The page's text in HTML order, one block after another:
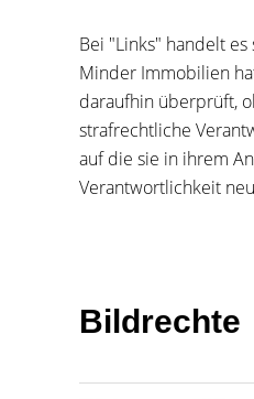
Bei "Links" handelt
Minder Immobilien
daraufhin überprüft,
strafrechtliche
auf die sie in ihrem
Verantwortlichkeit
Bildrechte